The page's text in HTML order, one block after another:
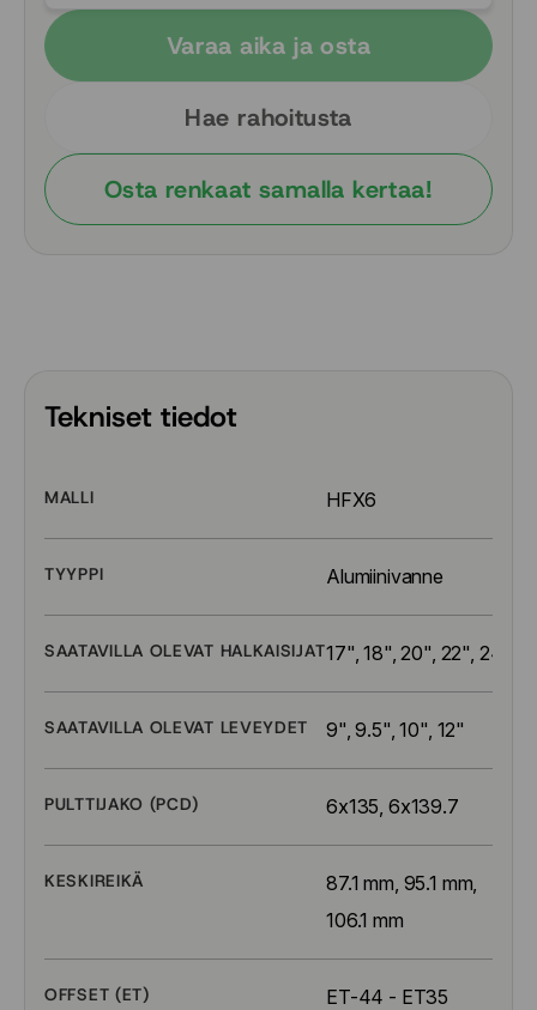
Varaa aika ja osta
Hae rahoitusta
Osta renkaat samalla kertaa!
Tekniset tiedot
MALLI HFX6
TYYPPI Alumiinivanne
SAATAVILLA OLEVAT HALKAISIJAT17", 18", 20", 22", 24"
SAATAVILLA OLEVAT LEVEYDET 9", 9.5", 10", 12"
PULTTIJAKO (PCD) 6x135, 6x139.7
KESKIREIKÄ
87.1 mm, 95.1 mm,
106.1 mm
OFFSET (ET) ET-44 - ET35